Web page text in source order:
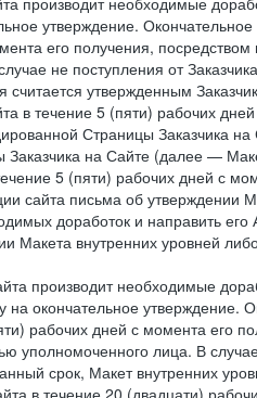
утверждение.
его получения,
не поступления от
считается утвержденным
в течение 5 (пяти) рабочих
Страницы Заказчика
на Сайте (далее —
5 (пяти) рабочих дней с
сайта письма об утверждении
доработок и направить
Макета внутренних уровней
производит необходимые
на окончательное
рабочих дней с момента его
уполномоченного лица. В
срок, Макет внутренних
в течение 20 (двадцати)